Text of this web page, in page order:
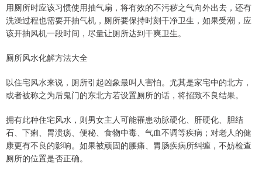
用厕所时应该习惯使用抽气扇，将有效的不污秽之气向外出去，还有
洗澡过程也需要开抽气机，厕所要保持时刻干净卫生，如果受潮，应
该开抽风机一段时间，尽量让厕所达到干爽卫生。
厕所风水化解方法大全
以住宅风水来说，厕所引起凶象最叫人害怕。尤其是家宅中的北方，
或者被称之为后鬼门的东北方若设置厕所的话，将招致不良结果。
拥有此种住宅风水，则男女主人可能罹患动脉硬化、肝硬化、胆结
石、下痢、胃溃疡、便秘、食物中毒、气血不调等疾病；对老人的健
康更有不良的影响。如果被顽固的腰痛、胃肠疾病所纠缠，不妨检查
厕所的位置是否正确。